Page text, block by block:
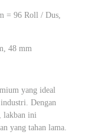
= 96 Roll / Dus,
48 mm
yang ideal
Dengan
lakban ini
yang tahan lama.